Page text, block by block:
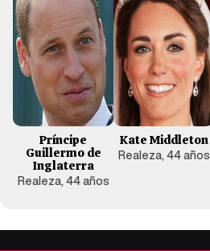
Príncipe
Guillermo de
Inglaterra
Realeza, 44 años
Kate Middleton
Realeza, 44 años